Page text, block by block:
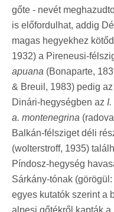
gőte - nevét
is előfordulhat, addig
magas hegyekhez
1932) a Pireneusi-
apuana (Bonaparte,
& Breuil, 1983) pedig
Dinári-hegységben az
a. montenegrina
Balkán-félsziget déli
(wolterstroff, 1935)
Píndosz-hegység
Sárkány-tónak
egyes kutatók szerint a
alpesi gőtékről kapták a